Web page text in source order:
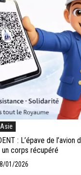
Asie
: L’épave de l’avion
corps récupéré
01/2026